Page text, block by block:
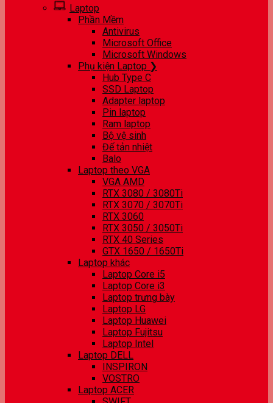
Laptop
Phần Mềm
Antivirus
Microsoft Office
Microsoft Windows
Phụ kiện Laptop ❯
Hub Type C
SSD Laptop
Adapter laptop
Pin laptop
Ram laptop
Bộ vệ sinh
Đế tản nhiệt
Balo
Laptop theo VGA
VGA AMD
RTX 3080 / 3080Ti
RTX 3070 / 3070Ti
RTX 3060
RTX 3050 / 3050Ti
RTX 40 Series
GTX 1650 / 1650Ti
Laptop khác
Laptop Core i5
Laptop Core i3
Laptop trưng bày
Laptop LG
Laptop Huawei
Laptop Fujitsu
Laptop Intel
Laptop DELL
INSPIRON
VOSTRO
Laptop ACER